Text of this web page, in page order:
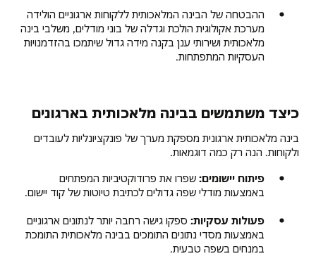
ההבטחה של הבינה המלאכותית ללקוחות ארגוניים הולידה
מערכת אקולוגית הולכת וגדלה של בוני מודלים, משלבי בינה
מלאכותית ושירותי ענן בקנה מידה גדול שיתמכו בהזדמנויות
העסקיות המתפתחות.
כיצד משתמשים בבינה מלאכותית בארגונים
בינה מלאכותית ארגונית מספקת מערך של פונקציונליות לעובדים
ולקוחות. הנה רק כמה דוגמאות.
פיתוח יישומים: שפרו את פרודוקטיביות המפתחים
באמצעות מודלי שפה גדולים לכתיבת טיוטות של קוד יישום.
פעולות עסקיות: ספקו גישה רחבה יותר לנתונים ארגוניים
באמצעות מסדי נתונים התומכים בבינה מלאכותית התומכת
במנחים בשפה טבעית.